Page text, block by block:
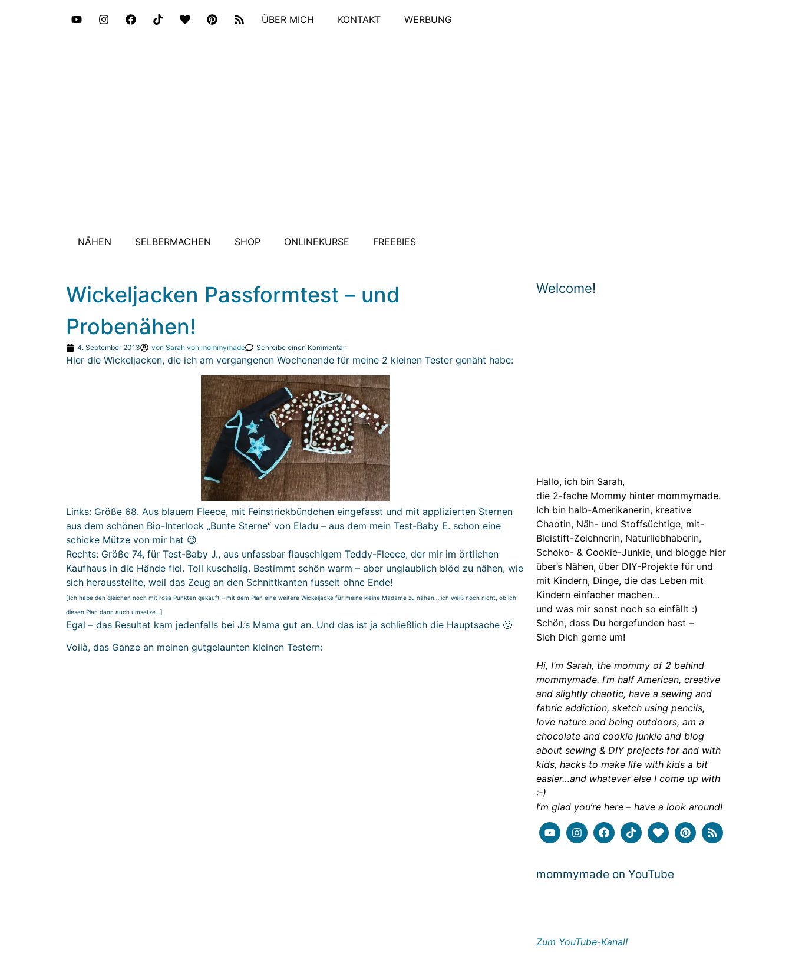
ÜBER MICH KONTAKT WERBUNG
NÄHEN SELBERMACHEN SHOP ONLINEKURSE FREEBIES
Welcome!
Hallo, ich bin Sarah,
die 2-fache Mommy hinter mommymade.
Ich bin halb-Amerikanerin, kreative
Chaotin, Näh- und Stoffsüchtige, mit-
Bleistift-Zeichnerin, Naturliebhaberin,
Schoko- & Cookie-Junkie, und blogge hier
über’s Nähen, über DIY-Projekte für und
mit Kindern, Dinge, die das Leben mit
Kindern einfacher machen…
und was mir sonst noch so einfällt :)
Schön, dass Du hergefunden hast –
Sieh Dich gerne um!
Hi, I’m Sarah, the mommy of 2 behind
mommymade. I’m half American, creative
and slightly chaotic, have a sewing and
fabric addiction, sketch using pencils,
love nature and being outdoors, am a
chocolate and cookie junkie and blog
about sewing & DIY projects for and with
kids, hacks to make life with kids a bit
easier…and whatever else I come up with
:-)
I’m glad you’re here – have a look around!
mommymade on YouTube
Zum YouTube-Kanal!
Wickeljacken Passformtest – und
Probenähen!
4. September 2013 von Sarah von mommymade Schreibe einen Kommentar
Hier die Wickeljacken, die ich am vergangenen Wochenende für meine 2 kleinen Tester genäht habe:
Links: Größe 68. Aus blauem Fleece, mit Feinstrickbündchen eingefasst und mit applizierten Sternen
aus dem schönen Bio-Interlock „Bunte Sterne“ von Eladu – aus dem mein Test-Baby E. schon eine
schicke Mütze von mir hat 😉
Rechts: Größe 74, für Test-Baby J., aus unfassbar flauschigem Teddy-Fleece, der mir im örtlichen
Kaufhaus in die Hände fiel. Toll kuschelig. Bestimmt schön warm – aber unglaublich blöd zu nähen, wie
sich herausstellte, weil das Zeug an den Schnittkanten fusselt ohne Ende!
[Ich habe den gleichen noch mit rosa Punkten gekauft – mit dem Plan eine weitere Wickeljacke für meine kleine Madame zu nähen… ich weiß noch nicht, ob ich
diesen Plan dann auch umsetze…]
Egal – das Resultat kam jedenfalls bei J.’s Mama gut an. Und das ist ja schließlich die Hauptsache 🙂
Voilà, das Ganze an meinen gutgelaunten kleinen Testern: